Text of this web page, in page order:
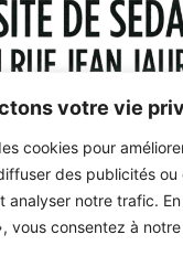
votre vie
cookies pour
des publicités ou
analyser notre trafic.
vous consentez à